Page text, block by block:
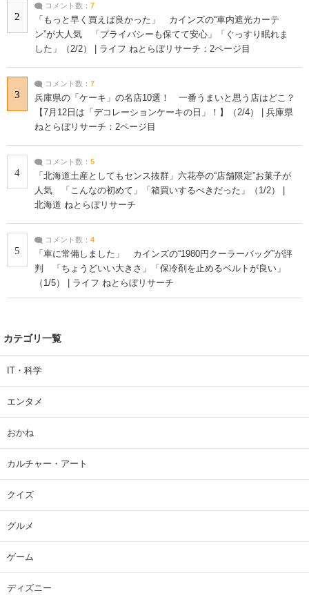
2
コメント数： 7
「もっと早く買えば良かった」 カインズの“車内遮光カーテ
ン”が大人気 「プライバシーも保てて安心」「ぐっすり眠れま
した」（2/2） | ライフ ねとらぼリサーチ：2ページ目
3
コメント数： 7
兵庫県の「ケーキ」の名店10選！ 一番うまいと思う店はどこ？
【7月12日は「デコレーションケーキの日」！】（2/4） | 兵庫県
ねとらぼリサーチ：2ページ目
4
コメント数： 5
「北海道土産としてもセンス抜群」六花亭の“店舗限定”お菓子が
人気 「こんなの初めて」「箱買いするべきだった」（1/2） |
北海道 ねとらぼリサーチ
5
コメント数： 4
「車に常備しました」 カインズの“1980円クーラーバッグ”が評
判 「ちょうどいい大きさ」「保冷剤を止めるベルトが良い」
（1/5） | ライフ ねとらぼリサーチ
カテゴリ一覧
IT・科学
エンタメ
おかね
カルチャー・アート
クイズ
グルメ
ゲーム
ディズニー